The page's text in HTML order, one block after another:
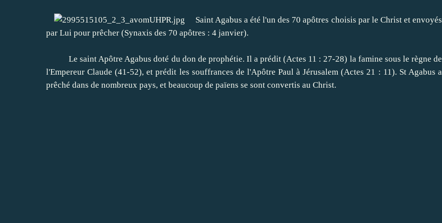
Saint Agabus a été l'un des 70 apôtres choisis par le Christ et envoyés
par Lui pour prêcher (Synaxis des 70 apôtres : 4 janvier).
Le saint Apôtre Agabus doté du don de prophétie. Il a prédit (Actes 11 : 27-28) la famine sous le règne de
l'Empereur Claude (41-52), et prédit les souffrances de l'Apôtre Paul à Jérusalem (Actes 21 : 11). St Agabus a
prêché dans de nombreux pays, et beaucoup de païens se sont convertis au Christ.